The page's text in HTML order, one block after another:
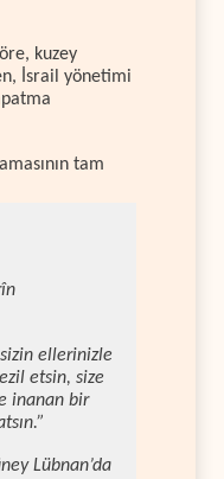
kuzey
İsrail yönetimi
tam
ellerinizle
etsin, size
inanan bir
Lübnan’da